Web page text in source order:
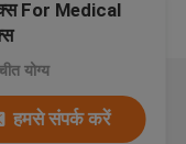
For Medical
योग्य
हमसे संपर्क करें